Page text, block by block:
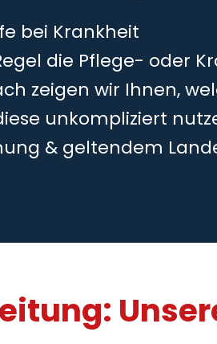
bei Krankheit
die Pflege- oder
zeigen wir Ihnen,
unkompliziert
& geltendem